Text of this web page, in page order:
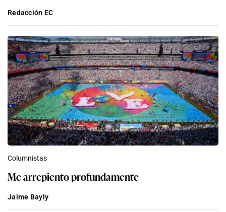
Redacción EC
Columnistas
Me arrepiento profundamente
Jaime Bayly